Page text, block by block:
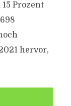
Prozent
hervor,